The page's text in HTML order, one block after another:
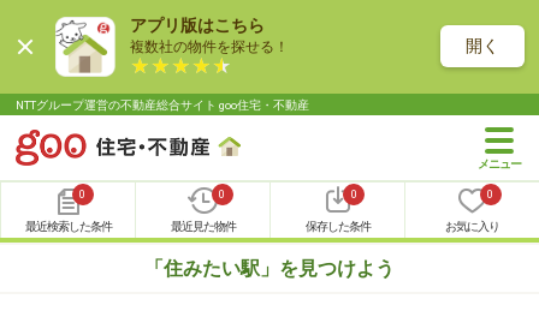
アプリ版はこちら
複数社の物件を探せる！ 開く
NTTグループ運営の不動産総合サイト goo住宅・不動産
0
最近検索した条件
0
最近見た物件
0
保存した条件
0
お気に入り
「住みたい駅」を見つけよう